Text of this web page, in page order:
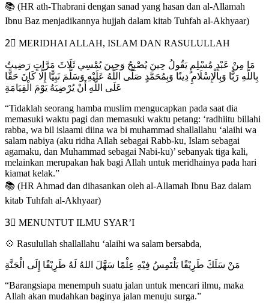
📚 (HR ath-Thabrani dengan sanad yang hasan dan al-Allamah
Ibnu Baz menjadikannya hujjah dalam kitab Tuhfah al-Akhyaar)
2⃣ MERIDHAI ALLAH, ISLAM DAN RASULULLAH
مَا مِنْ عَبْدٍ مُسْلِمٍ يَقُولُ حِينَ يُصْبِحُ وَحِينَ يُمْسِي ثَلَاثَ مَرَّاتٍ رَضِيتُ
بِاللَّهِ رَبًّا وَبِالْإِسْلَامِ دِينًا وَبِمُحَمَّدٍ صَلَّى اللَّهُ عَلَيْهِ وَسَلَّمَ نَبِيًّا إِلَّا كَانَ حَقًّا
عَلَى اللَّهِ أَنْ يُرْضِيَهُ يَوْمَ الْقِيَامَةِ
“Tidaklah seorang hamba muslim mengucapkan pada saat dia
memasuki waktu pagi dan memasuki waktu petang: ‘radhiitu billahi
rabba, wa bil islaami diina wa bi muhammad shallallahu ‘alaihi wa
salam nabiya (aku ridha Allah sebagai Rabb-ku, Islam sebagai
agamaku, dan Muhammad sebagai Nabi-ku)’ sebanyak tiga kali,
melainkan merupakan hak bagi Allah untuk meridhainya pada hari
kiamat kelak.”
📚 (HR Ahmad dan dihasankan oleh al-Allamah Ibnu Baz dalam
kitab Tuhfah al-Akhyaar)
3⃣ MENUNTUT ILMU SYAR’I
💠 Rasulullah shallallahu ‘alaihi wa salam bersabda,
مَنْ سَلَكَ طَرِيْقًا يَلْتَمِسُ فِيْهِ عِلْمًا سَهَّلَ اللهُ لَهُ طَرِيْقًا إِلَى الْجَنَّةِ
“Barangsiapa menempuh suatu jalan untuk mencari ilmu, maka
Allah akan mudahkan baginya jalan menuju surga.”